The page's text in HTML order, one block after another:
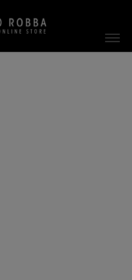
ん。
たため表示できませ